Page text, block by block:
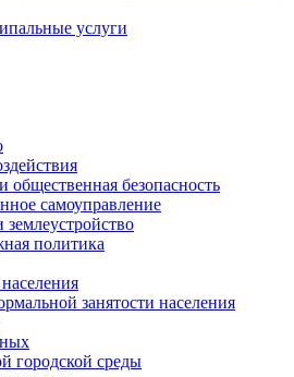
услуги
безопасность
самоуправление
политика
занятости населения
городской среды